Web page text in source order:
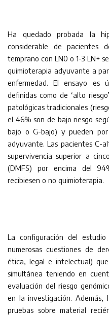
Ha quedado probada la
considerable de pacientes
temprano con LN0 o 1-3 LN+
quimioterapia adyuvante a
enfermedad. El ensayo es
definidas como de ‘alto
patológicas tradicionales
el 46% son de bajo riesgo
bajo o G-bajo) y pueden
adyuvante. Las pacientes C-
supervivencia superior a
(DMFS) por encima del
recibiesen o no quimioterapia.
La configuración del
numerosas cuestiones de
ética, legal e intelectual)
simultánea teniendo en
evaluación del riesgo
en la investigación.
pruebas sobre material